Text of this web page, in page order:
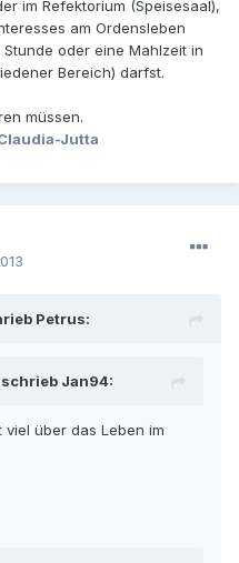
im Refektorium (Speisesaal),
am Ordensleben
oder eine Mahlzeit in
Bereich) darfst.
müssen.
Jutta
Petrus:
schrieb Jan94:
über das Leben im